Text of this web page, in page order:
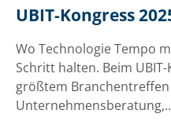
UBIT-Kongress
Wo Technologie Tempo
Schritt halten. Beim
größtem